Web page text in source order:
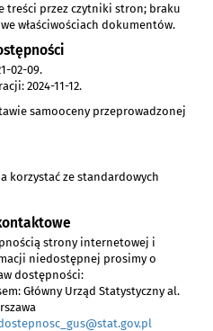
treści przez czytniki stron; braku
właściwościach dokumentów.
02-09.
2024-11-12.
samooceny przeprowadzonej
korzystać ze standardowych
strony internetowej i
niedostępnej prosimy o
dostępności:
Główny Urząd Statystyczny al.